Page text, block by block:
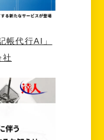
帳代行AI」
社